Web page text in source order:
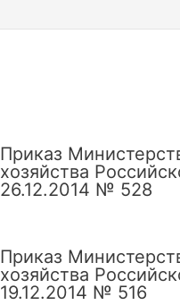
Приказ
хозяйства
26.12.2014 № 528
Приказ
хозяйства
19.12.2014 № 516